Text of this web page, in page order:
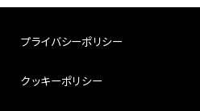
プライバシーポリシー
クッキーポリシー